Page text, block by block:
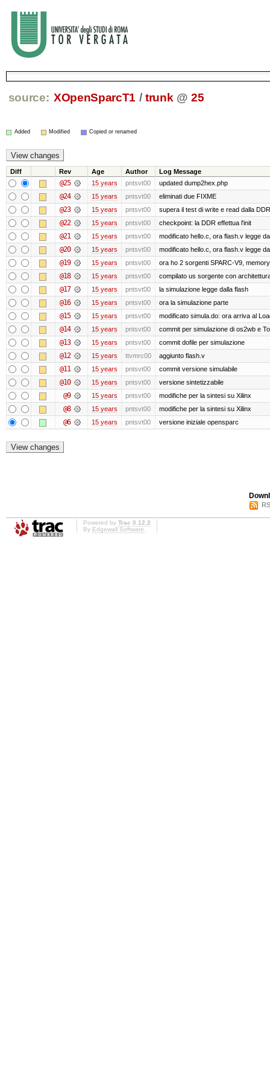
source: XOpenSparcT1 / trunk @ 25
Added Modified Copied or renamed
Diff Rev Age Author Log Message
@25 15 years pntsvt00 updated dump2hex.php
@24 15 years pntsvt00 eliminati due FIXME
@23 15 years pntsvt00 supera il test di write e read dalla DDR
@22 15 years pntsvt00 checkpoint: la DDR effettua l'init
@21 15 years pntsvt00 modificato hello.c, ora flash.v legge
@20 15 years pntsvt00 modificato hello.c, ora flash.v legge
@19 15 years pntsvt00 ora ho 2 sorgenti SPARC-V9,
@18 15 years pntsvt00 compilato us sorgente con
@17 15 years pntsvt00 la simulazione legge dalla flash
@16 15 years pntsvt00 ora la simulazione parte
@15 15 years pntsvt00 modificato simula.do: ora arriva al
@14 15 years pntsvt00 commit per simulazione di os2wb e
@13 15 years pntsvt00 commit dofile per simulazione
@12 15 years ttvmrc00 aggiunto flash.v
@11 15 years pntsvt00 commit versione simulabile
@10 15 years pntsvt00 versione sintetizzabile
@9 15 years pntsvt00 modifiche per la sintesi su Xilinx
@8 15 years pntsvt00 modifiche per la sintesi su Xilinx
@6 15 years pntsvt00 versione iniziale opensparc
Powered by Trac 0.12.2
By Edgewall Software.